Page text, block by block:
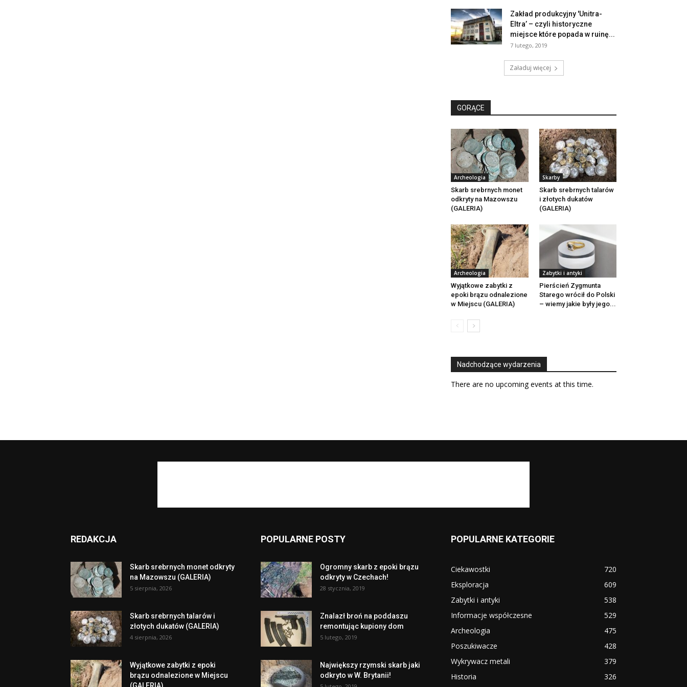
Zakład produkcyjny 'Unitra-
Eltra’ – czyli historyczne
miejsce które popada w ruinę...
7 lutego, 2019
Załaduj więcej
GORĄCE
Archeologia
Skarb srebrnych monet
odkryty na Mazowszu
(GALERIA)
Skarby
Skarb srebrnych talarów
i złotych dukatów
(GALERIA)
Archeologia
Wyjątkowe zabytki z
epoki brązu odnalezione
w Miejscu (GALERIA)
Zabytki i antyki
Pierścień Zygmunta
Starego wrócił do Polski
– wiemy jakie były jego...
Nadchodzące wydarzenia
There are no upcoming events at this time.
REDAKCJA
Skarb srebrnych monet odkryty
na Mazowszu (GALERIA)
5 sierpnia, 2026
Skarb srebrnych talarów i
złotych dukatów (GALERIA)
4 sierpnia, 2026
Wyjątkowe zabytki z epoki
brązu odnalezione w Miejscu
POPULARNE POSTY
Ogromny skarb z epoki brązu
odkryty w Czechach!
28 stycznia, 2019
Znalazł broń na poddaszu
remontując kupiony dom
5 lutego, 2019
Największy rzymski skarb jaki
odkryto w W. Brytanii!
POPULARNE KATEGORIE
Ciekawostki
720
Eksploracja
609
Zabytki i antyki
538
Informacje współczesne
529
Archeologia
475
Poszukiwacze
428
Wykrywacz metali
379
Historia
326